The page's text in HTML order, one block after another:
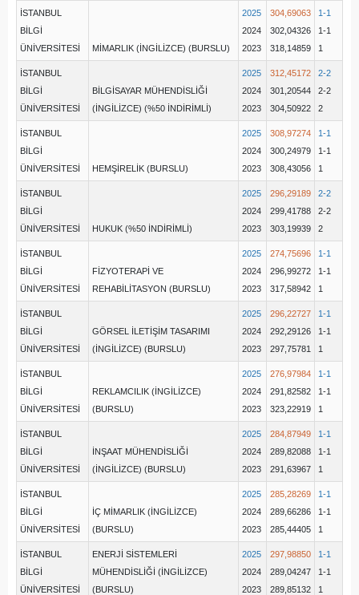
İSTANBUL
BİLGİ
ÜNİVERSİTESİ
MİMARLIK (İNGİLİZCE) (BURSLU)
2025
2024
2023
304,69063
302,04326
318,14859
1-1
1-1
1
İSTANBUL
BİLGİ
ÜNİVERSİTESİ
BİLGİSAYAR MÜHENDİSLİĞİ
(İNGİLİZCE) (%50 İNDİRİMLİ)
2025
2024
2023
312,45172
301,20544
304,50922
2-2
2-2
2
İSTANBUL
BİLGİ
ÜNİVERSİTESİ
HEMŞİRELİK (BURSLU)
2025
2024
2023
308,97274
300,24979
308,43056
1-1
1-1
1
İSTANBUL
BİLGİ
ÜNİVERSİTESİ
HUKUK (%50 İNDİRİMLİ)
2025
2024
2023
296,29189
299,41788
303,19939
2-2
2-2
2
İSTANBUL
BİLGİ
ÜNİVERSİTESİ
FİZYOTERAPİ VE
REHABİLİTASYON (BURSLU)
2025
2024
2023
274,75696
296,99272
317,58942
1-1
1-1
1
İSTANBUL
BİLGİ
ÜNİVERSİTESİ
GÖRSEL İLETİŞİM TASARIMI
(İNGİLİZCE) (BURSLU)
2025
2024
2023
296,22727
292,29126
297,75781
1-1
1-1
1
İSTANBUL
BİLGİ
ÜNİVERSİTESİ
REKLAMCILIK (İNGİLİZCE)
(BURSLU)
2025
2024
2023
276,97984
291,82582
323,22919
1-1
1-1
1
İSTANBUL
BİLGİ
ÜNİVERSİTESİ
İNŞAAT MÜHENDİSLİĞİ
(İNGİLİZCE) (BURSLU)
2025
2024
2023
284,87949
289,82088
291,63967
1-1
1-1
1
İSTANBUL
BİLGİ
ÜNİVERSİTESİ
İÇ MİMARLIK (İNGİLİZCE)
(BURSLU)
2025
2024
2023
285,28269
289,66286
285,44405
1-1
1-1
1
İSTANBUL
BİLGİ
ÜNİVERSİTESİ
ENERJİ SİSTEMLERİ
MÜHENDİSLİĞİ (İNGİLİZCE)
(BURSLU)
2025
2024
2023
297,98850
289,04247
289,85132
1-1
1-1
1